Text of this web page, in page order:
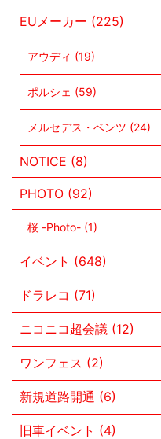
EUメーカー (225)
アウディ (19)
ポルシェ (59)
メルセデス・ベンツ (24)
NOTICE (8)
PHOTO (92)
桜 -Photo- (1)
イベント (648)
ドラレコ (71)
ニコニコ超会議 (12)
ワンフェス (2)
新規道路開通 (6)
旧車イベント (4)